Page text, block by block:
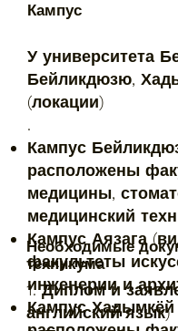
Кампус
У университета
Бейликдюзю,
(локации)
.
Кампус
расположены
медицины,
медицинский
Кампус Аязага
факультеты
инженерии и
Кампус Хадымкёй
Необходимые
техникума
1. Диплом и
английский язык)